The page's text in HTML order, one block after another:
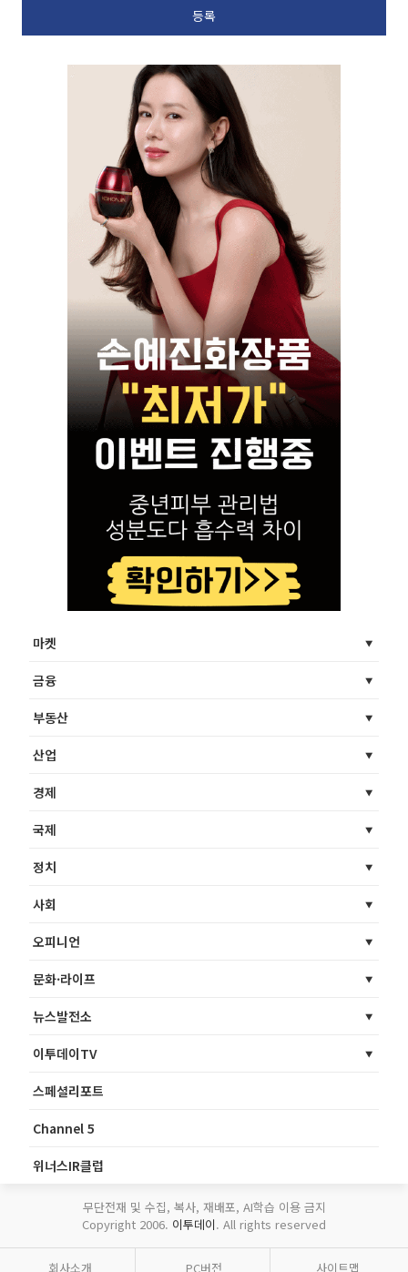
마켓
금융
부동산
산업
경제
국제
정치
사회
오피니언
문화·라이프
뉴스발전소
이투데이TV
스페셜리포트
Channel 5
위너스IR클럽
무단전재 및 수집, 복사, 재배포, AI학습 이용 금지
Copyright 2006. 이투데이. All rights reserved
회사소개 PC버전 사이트맵